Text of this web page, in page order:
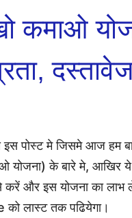
कमाओ
इस पोस्ट मे जिसमे आज
योजना) के बारे मे, आखिर
और इस योजना का लाभ
लास्ट तक पढियेगा।